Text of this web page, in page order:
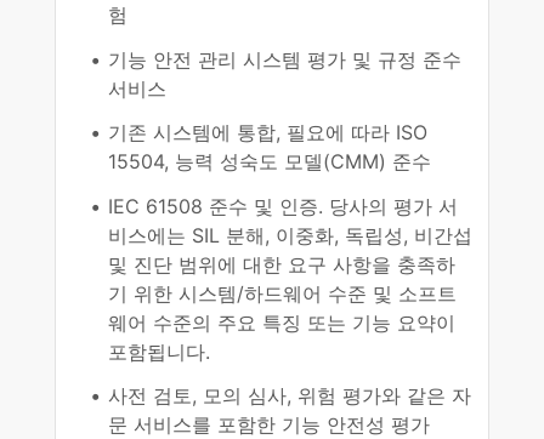
험
기능 안전 관리 시스템 평가 및 규정 준수
서비스
기존 시스템에 통합, 필요에 따라 ISO
15504, 능력 성숙도 모델(CMM) 준수
IEC 61508 준수 및 인증. 당사의 평가 서
비스에는 SIL 분해, 이중화, 독립성, 비간섭
및 진단 범위에 대한 요구 사항을 충족하
기 위한 시스템/하드웨어 수준 및 소프트
웨어 수준의 주요 특징 또는 기능 요약이
포함됩니다.
사전 검토, 모의 심사, 위험 평가와 같은 자
문 서비스를 포함한 기능 안전성 평가